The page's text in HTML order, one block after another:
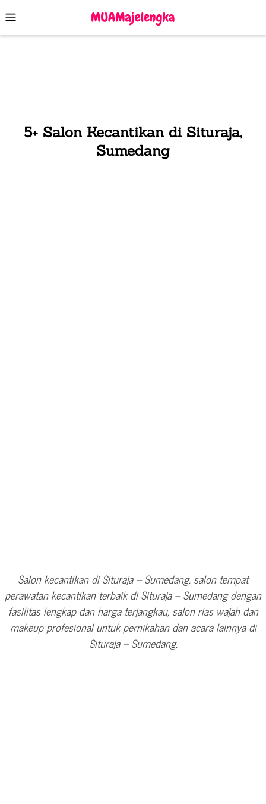
to
contentMenu
5+ Salon Kecantikan di Situraja,
Sumedang
Salon kecantikan di Situraja – Sumedang, salon tempat
perawatan kecantikan terbaik di Situraja – Sumedang dengan
fasilitas lengkap dan harga terjangkau, salon rias wajah dan
makeup profesional untuk pernikahan dan acara lainnya di
Situraja – Sumedang.